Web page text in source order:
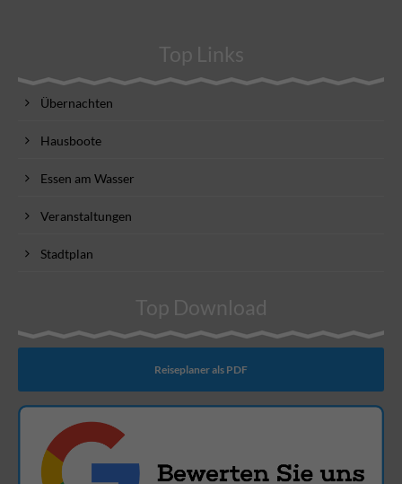
Top Links
Übernachten
Hausboote
Essen am Wasser
Veranstaltungen
Stadtplan
Top Download
Reiseplaner als PDF